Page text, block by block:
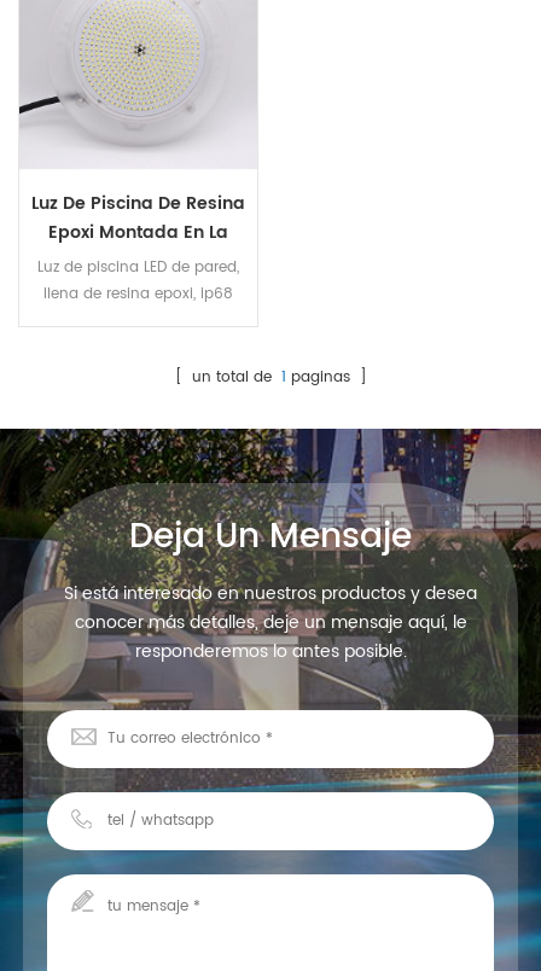
Luz De Piscina De Resina
Epoxi Montada En La
Pared Blanca 32w
Luz de piscina LED de pared,
llena de resina epoxi, ip68
100% impermeable. La
reemplazo. La carcasa es de
32w color blanco, 6400k,
441pcs smd2835 led.
[ un total de 1 paginas ]
Deja Un Mensaje
Si está interesado en nuestros productos y desea
conocer más detalles, deje un mensaje aquí, le
responderemos lo antes posible.